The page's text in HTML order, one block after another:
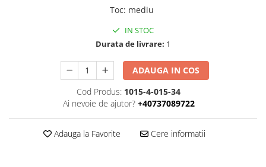
Toc: mediu
IN STOC
Durata de livrare: 1
ADAUGA IN COS
Cod Produs: 1015-4-015-34
Ai nevoie de ajutor? +40737089722
Adauga la Favorite Cere informatii